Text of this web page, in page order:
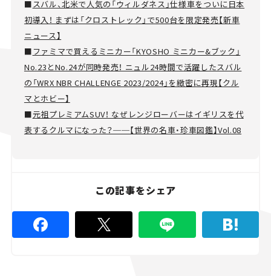
■スバル、北米で人気の「ウィルダネス」仕様車をついに日本
初導入！ まずは「クロストレック」で500台を限定発売【新車
ニュース】
■ ファミマで買えるミニカー「KYOSHO ミニカー&ブック」
No.23とNo.24が同時発売！ ニュル24時間で活躍したスバル
の「WRX NBR CHALLENGE 2023/2024」を緻密に再現【クル
マとホビー】
■元祖プレミアムSUV！ なぜレンジローバーはイギリスを代
表するクルマになった？──【世界の名車・珍車図鑑】Vol.08
この記事をシェア